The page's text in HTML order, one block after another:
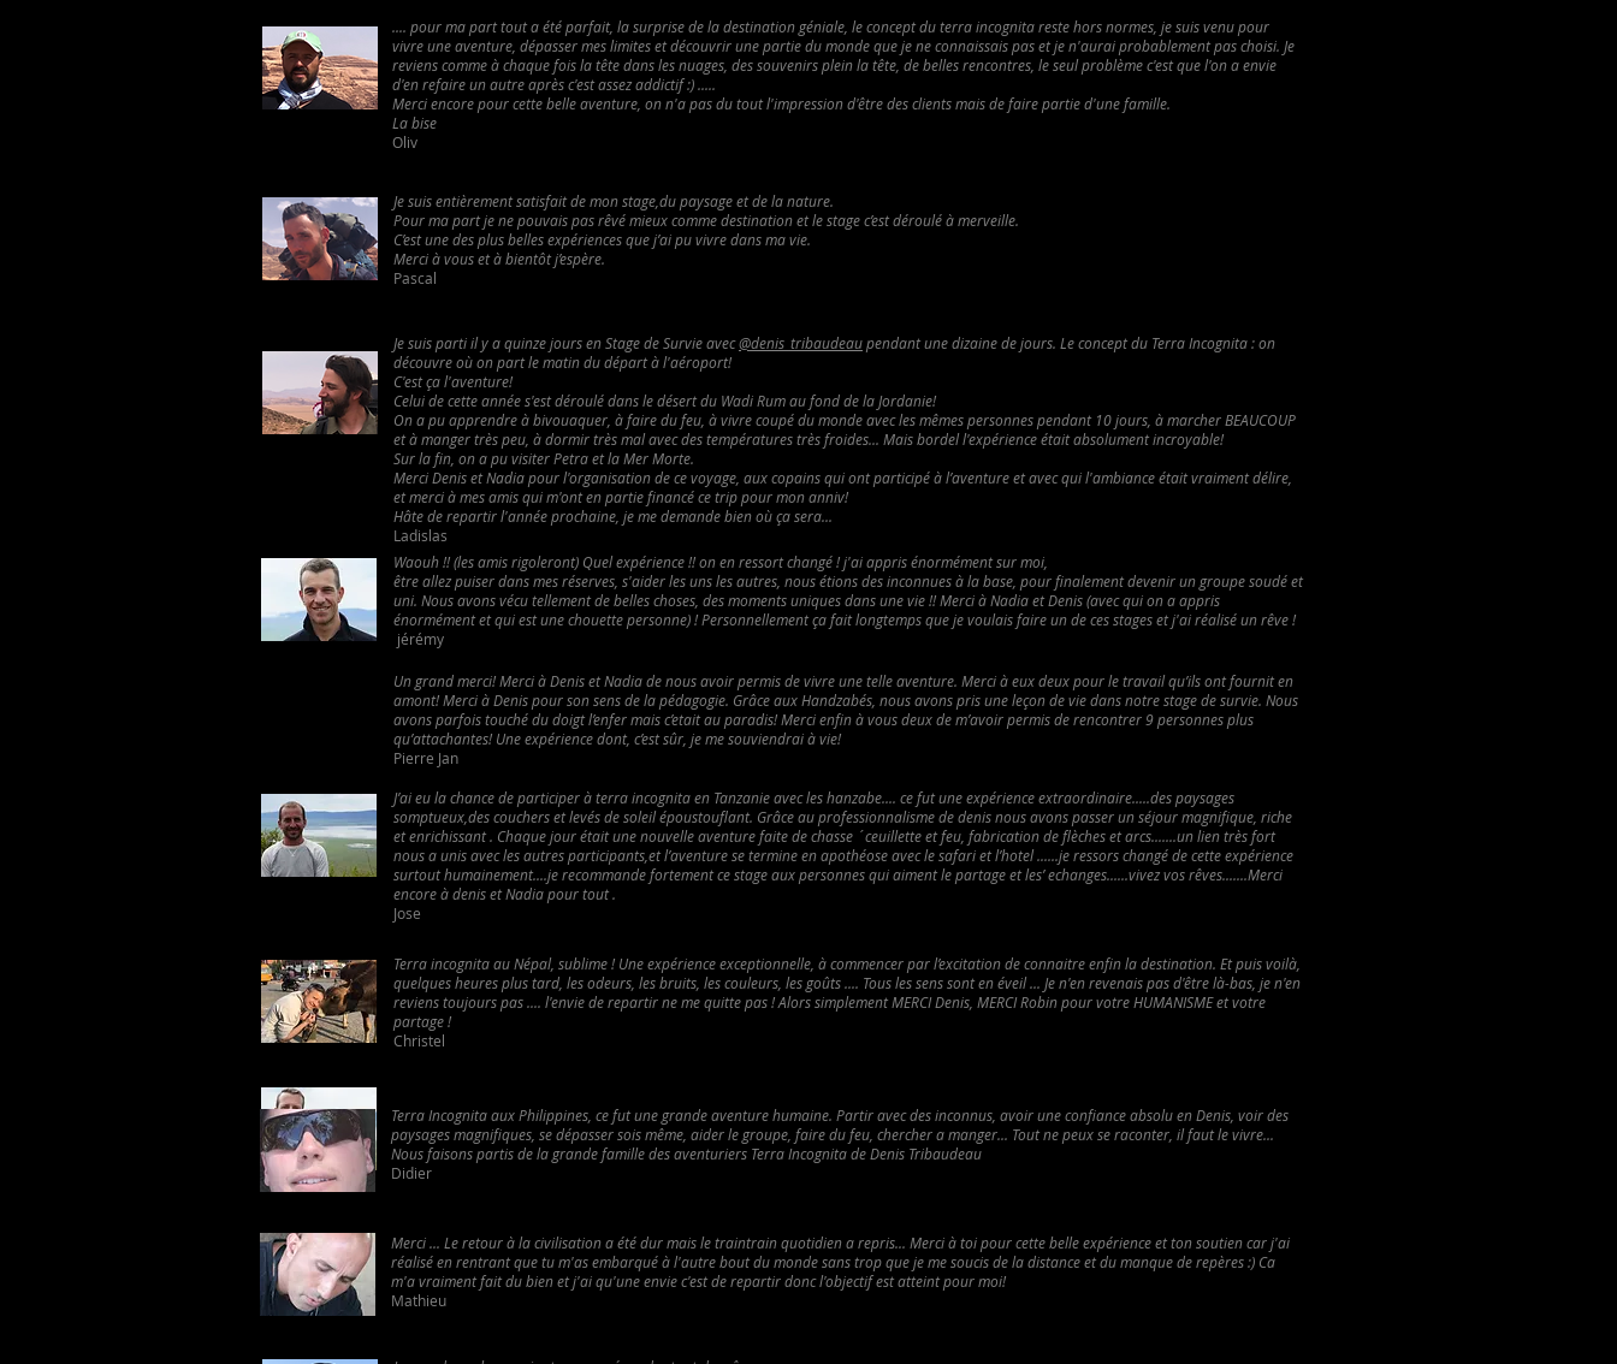
.... pour ma part tout a été parfait, la surprise de la destination géniale, le concept du terra incognita reste hors normes, je suis venu pour
vivre une aventure, dépasser mes limites et découvrir une partie du monde que je ne connaissais pas et je n'aurai probablement pas choisi. Je
reviens comme à chaque fois la tête dans les nuages, des souvenirs plein la tête, de belles rencontres, le seul problème c'est que l'on a envie
d'en refaire un autre après c'est assez addictif :) .....
Merci encore pour cette belle aventure, on n'a pas du tout l'impression d'être des clients mais de faire partie d'une famille.
La bise
Oliv
Je suis entièrement satisfait de mon stage,du paysage et de la nature.
Pour ma part je ne pouvais pas rêvé mieux comme destination et le stage c’est déroulé à merveille.
C’est une des plus belles expériences que j’ai pu vivre dans ma vie.
Merci à vous et à bientôt j’espère.
Pascal
Je suis parti il y a quinze jours en Stage de Survie avec@denis_tribaudeaupendant une dizaine de jours. Le concept du Terra Incognita : on
découvre où on part le matin du départ à l'aéroport!
C'est ça l'aventure!
Celui de cette année s'est déroulé dans le désert du Wadi Rum au fond de la Jordanie!
On a pu apprendre à bivouaquer, à faire du feu, à vivre coupé du monde avec les mêmes personnes pendant 10 jours, à marcher BEAUCOUP
et à manger très peu, à dormir très mal avec des températures très froides... Mais bordel l'expérience était absolument incroyable!
Sur la fin, on a pu visiter Petra et la Mer Morte.
Merci Denis et Nadia pour l'organisation de ce voyage, aux copains qui ont participé à l’aventure et avec qui l'ambiance était vraiment délire,
et merci à mes amis qui m'ont en partie financé ce trip pour mon anniv!
Hâte de repartir l'année prochaine, je me demande bien où ça sera...
Ladislas
Waouh !! (les amis rigoleront) Quel expérience !! on en ressort changé ! j'ai appris énormément sur moi,
être allez puiser dans mes réserves, s'aider les uns les autres, nous étions des inconnues à la base, pourfinalement devenir un groupe soudé et
uni. Nous avons vécu tellement de belles choses, des moments uniques dans une vie !! Merci à Nadia et Denis (avec qui on a appris
énormément et qui est une chouette personne) ! Personnellement ça fait longtemps que je voulais faire un de ces stages et j'ai réalisé un rêve !
jérémy
Un grand merci! Merci à Denis et Nadia de nous avoir permis de vivre une telle aventure. Merci à eux deux pour le travail qu’ils ont fournit en
amont! Merci à Denis pour son sens de la pédagogie. Grâce aux Handzabés, nous avons pris une leçon de vie dans notre stage de survie. Nous
avons parfois touché du doigt l’enfer mais c’etait au paradis! Merci enfin à vous deux de m’avoir permis de rencontrer 9 personnes plus
qu’attachantes! Une expérience dont, c’est sûr, je me souviendrai à vie!
Pierre Jan
J’ai eu la chance de participer à terra incognita en Tanzanie avec les hanzabe.... ce fut une expérience extraordinaire.....des paysages
somptueux,des couchers et levés de soleil époustouflant. Grâce au professionnalisme de denis nous avons passer un séjour magnifique, riche
et enrichissant . Chaque jour était une nouvelle aventure faite de chasse ´ceuillette et feu, fabrication de flèches et arcs.......un lien très fort
nous a unis avec les autres participants,et l’aventure se termine en apothéose avec le safari et l’hotel ......je ressors changé de cette expérience
surtout humainement....je recommande fortement ce stage aux personnes qui aiment le partage et les’ echanges......vivez vos rêves.......Merci
encore à denis et Nadia pour tout .
Jose
Terra incognita au Népal, sublime ! Une expérience exceptionnelle, à commencer par l’excitation de connaitre enfin la destination. Et puis voilà,
quelques heures plus tard, les odeurs, les bruits, les couleurs, les goûts .... Tous les sens sont en éveil ... Je n'en revenais pas d'être là-bas, je n'en
reviens toujours pas .... l'envie de repartir ne me quitte pas ! Alors simplement MERCI Denis, MERCI Robin pour votre HUMANISME et votre
partage ! ​​
Christel
Terra Incognita aux Philippines, ce fut une grande aventure humaine. Partir avec des inconnus, avoir une confiance absolu en Denis, voir des
paysages magnifiques, se dépasser sois même, aider le groupe, faire du feu, chercher a manger... Tout ne peux se raconter, il faut le vivre...
Nous faisons partis de la grande famille des aventuriers Terra Incognita de Denis Tribaudeau
Didier
Merci ... Le retour à la civilisation a été dur mais le traintrain quotidien a repris... Merci à toi pour cette belle expérience et ton soutien car j'ai
réalisé en rentrant que tu m'as embarqué à l'autre bout du monde sans trop que je me soucis de la distance et du manque de repères :) Ca
m'a vraiment fait du bien et j'ai qu'une envie c'est de repartir donc l'objectif est atteint pour moi!
Mathieu